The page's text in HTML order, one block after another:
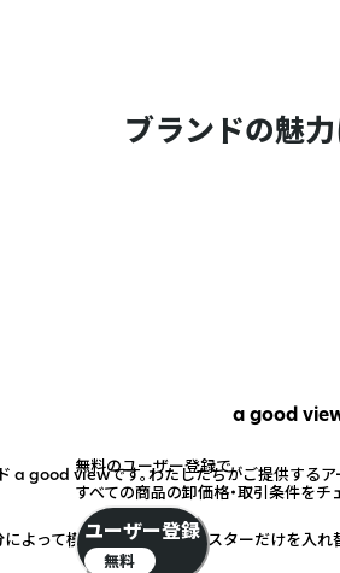
ブランドの魅
a good
good viewです。わたしたちがご提供するア
よって模様替えのようにポスターだけを入れ
無料のユーザー登録で
すべての商品の卸価格・取引条件をチ
ユーザー登録
無料